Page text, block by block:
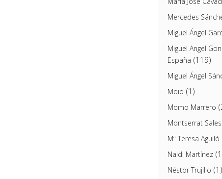
Mercedes
Miguel Ángel
Miguel Angel
España (119)
Miguel Ángel
Moio (1)
Momo Marrero
Montserrat Sales
Mª Teresa Aguiló
Naldi Martínez
Néstor Trujillo (1)